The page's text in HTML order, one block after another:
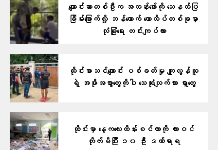
ကျောင်းသားတစ်ဦးက အတန်းဖော်ကို သေနတ်ပြ
ခြိမ်းခြောက်လို့ ဘန်ကောက် ကောလိပ်တစ်ခုမှာ
လုံခြုံရေး တင်းကျပ်ထား
ထိုင်းစာသင်ကျောင်း ပစ်ခတ်မှု ကျူးလွန်သူ
ရဲ့ အဖိုးအဖွားတွေကိုပါ သေဆုံးလျက်သား ရှာတွေ့
ထိုင်းမှာ နေ့ကလေးထိန်းစင်တာကို ကားဝင်
တိုက်မိပြီး ၁၀ ဦး ဒဏ်ရာရ